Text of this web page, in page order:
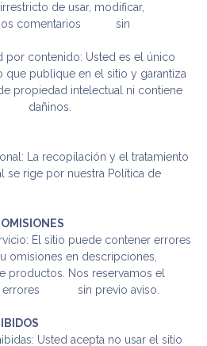
de usar, modificar,
comentarios
​sin
por contenido: Usted es el único
publique en el sitio y garantiza
propiedad intelectual ni contiene
​dañinos.
La recopilación y el tratamiento
se rige por nuestra Política de
El sitio puede contener errores
omisiones en descripciones,
productos. Nos reservamos el
​ sin previo aviso.
Usted acepta no usar el sitio